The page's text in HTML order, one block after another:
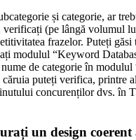
și categorie, ar
verificați (pe lângă volumul
frazelor. Puteți găsi
modulul “Keyword
de categorie în modulul
puteți verifica, printre
concurenților dvs. în
un design